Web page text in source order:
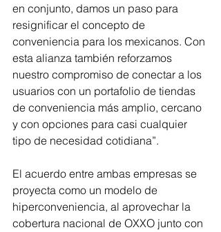
en conjunto, damos un paso para
resignificar el concepto de
conveniencia para los mexicanos. Con
esta alianza también reforzamos
nuestro compromiso de conectar a los
usuarios con un portafolio de tiendas
de conveniencia más amplio, cercano
y con opciones para casi cualquier
tipo de necesidad cotidiana”.
El acuerdo entre ambas empresas se
proyecta como un modelo de
hiperconveniencia, al aprovechar la
cobertura nacional de OXXO junto con